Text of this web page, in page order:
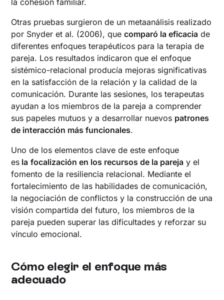
Otras pruebas surgieron de un metaanálisis realizado
por Snyder et al. (2006), quecomparó la eficacia de
diferentes enfoques terapéuticos para la terapia de
pareja. Los resultados indicaron que el enfoque
sistémico-relacional producía mejoras significativas
en la satisfacción de la relación y la calidad de la
comunicación. Durante las sesiones, los terapeutas
ayudan a los miembros de la pareja a comprender
sus papeles mutuos y a desarrollar nuevos patrones
de interacción más funcionales.
Uno de los elementos clave de este enfoque
es la focalización en los recursos de la pareja y el
fomento de la resiliencia relacional. Mediante el
fortalecimiento de las habilidades de comunicación,
la negociación de conflictos y la construcción de una
visión compartida del futuro, los miembros de la
pareja pueden superar las dificultades y reforzar su
vínculo emocional.
Cómo elegir el enfoque más
adecuado